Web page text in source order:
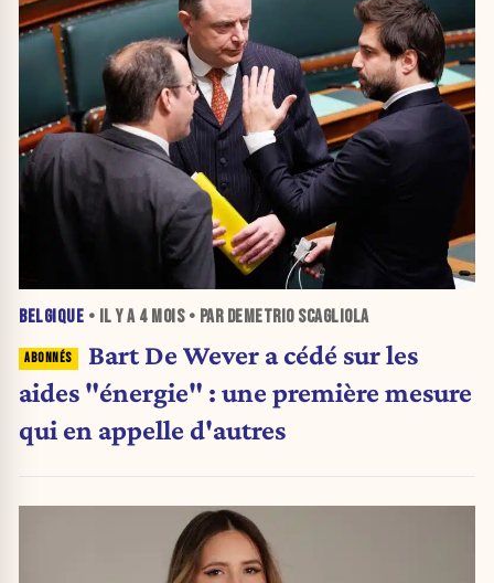
BELGIQUE • IL Y A 4 MOIS• PAR DEMETRIO SCAGLIOLA
Bart De Wever a cédé sur les
aides "énergie" : une première mesure
qui en appelle d'autres